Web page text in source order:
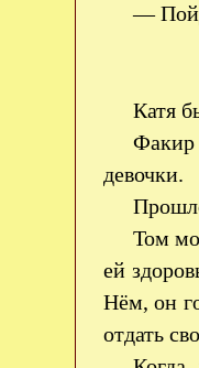
—
Катя
Факир
девочки.
Том
ей
Нём, он
отдать